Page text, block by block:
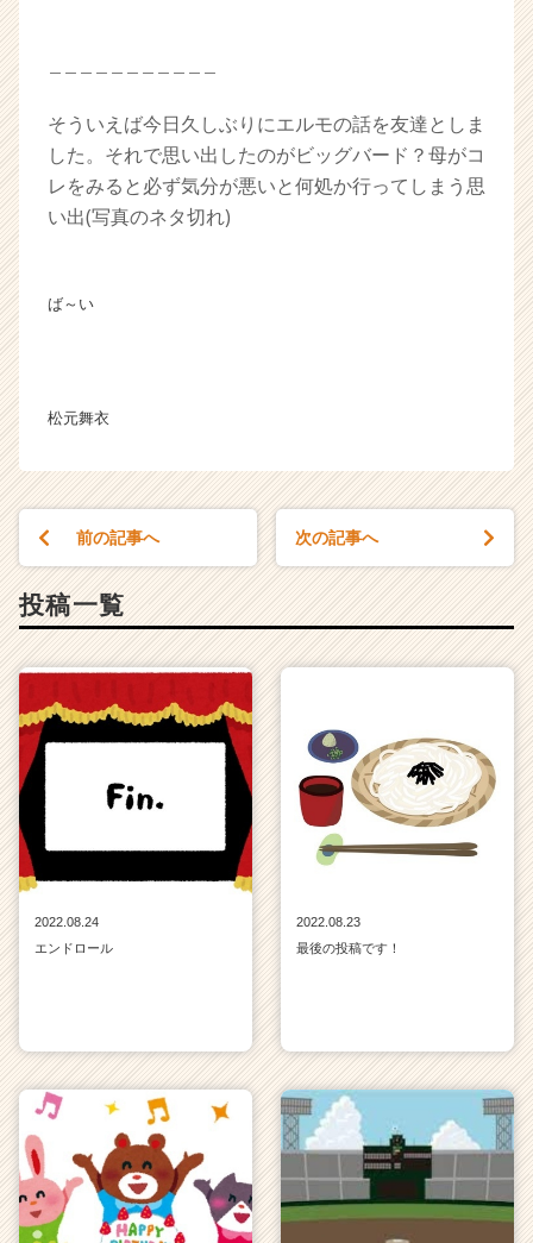
そういえば今日久しぶりにエルモの話を友達としま
した。それで思い出したのがビッグバード？母がコ
レをみると必ず気分が悪いと何処か行ってしまう思
い出(写真のネタ切れ)
ば～い
松元舞衣
前の記事へ 次の記事へ
投稿一覧
2022.08.24
エンドロール
2022.08.23
最後の投稿です！